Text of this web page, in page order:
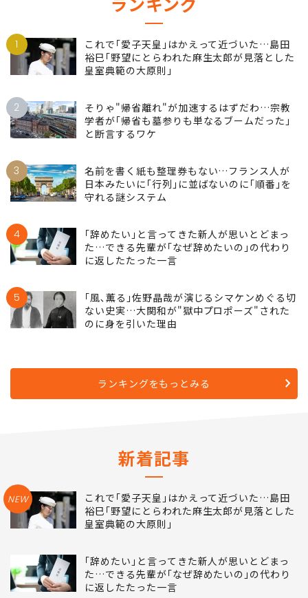
1
これで｢愛子天皇｣はかえって近づいた…島田
裕巳｢野望にとらわれた麻生太郎が見落とした
皇室典範の大原則｣
2
そりゃ"帰省離れ"が加速するはずだわ…宗教
学者が｢帰省も墓参りも単なるブームだった｣
と断言するワケ
3
名前を書く紙も整理券もない…フランス人が
日本みたいに｢行列｣に並ばないのに｢順番｣を
守れる謎システム
4
｢辞めたい｣と言ってきた新人が思いとどまっ
た…できる先輩が｢なぜ辞めたいの｣の代わり
に返したたった一言
5
｢風､薫る｣佐野晶哉が演じるシマケンめぐる切
ない史実…大関和が"獄中プロポーズ"された
のに身を引いた理由
ランキングをもっとみる
新着記事
NEW
これで｢愛子天皇｣はかえって近づいた…島田
裕巳｢野望にとらわれた麻生太郎が見落とした
皇室典範の大原則｣
｢辞めたい｣と言ってきた新人が思いとどまっ
た…できる先輩が｢なぜ辞めたいの｣の代わり
に返したたった一言